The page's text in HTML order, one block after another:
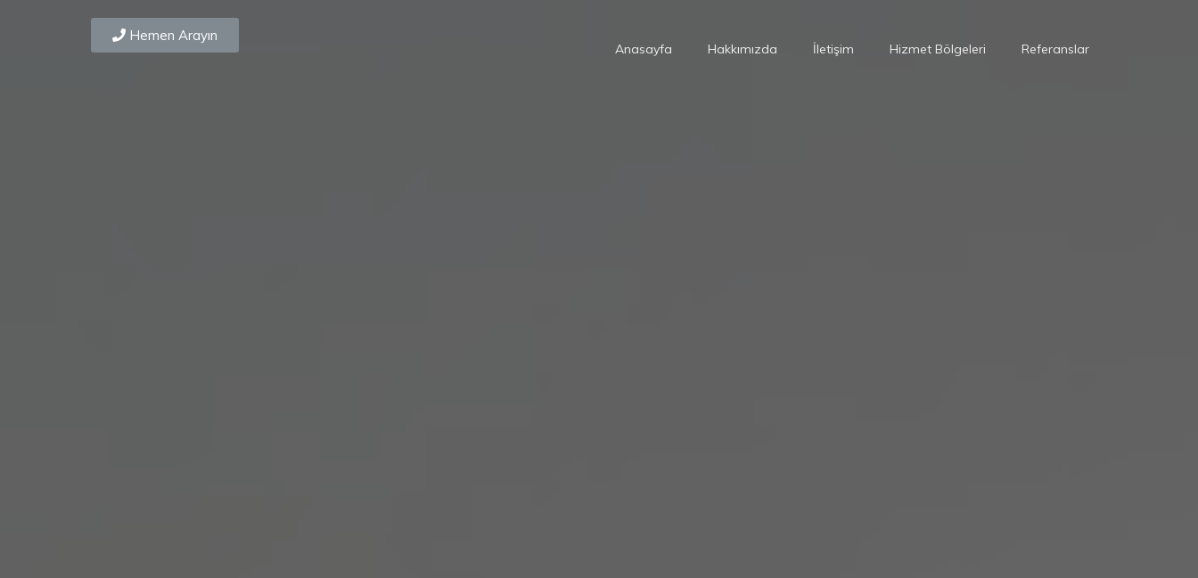
Hemen Arayın
Anasayfa Hakkımızda İletişim Hizmet Bölgeleri Referanslar